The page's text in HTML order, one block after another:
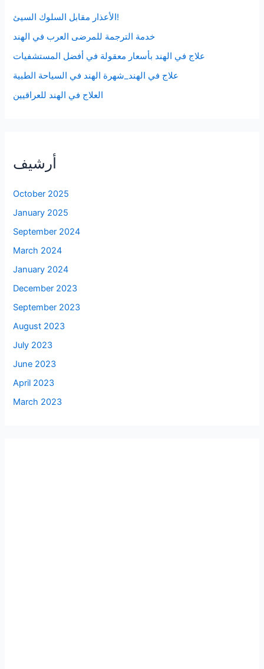
الأعذار مقابل السلوك السيئ!
خدمة الترجمة للمرضى العرب في الهند
علاج في الهند بأسعار معقولة في أفضل المستشفيات
علاج في الهند_شهرة الهند في السياحة الطبية
العلاج في الهند للعراقيين
أرشيف
October 2025
January 2025
September 2024
March 2024
January 2024
December 2023
September 2023
August 2023
July 2023
June 2023
April 2023
March 2023